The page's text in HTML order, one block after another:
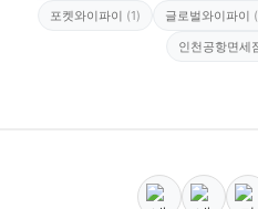
포켓와이파이 (1) 글로벌와이파이
인천공항면세